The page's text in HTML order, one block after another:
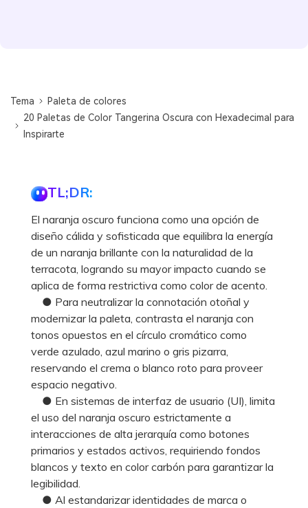
Tema
Paleta de colores
20 Paletas de Color Tangerina Oscura con Hexadecimal para
Inspirarte
TL;DR:
El naranja oscuro funciona como una opción de
diseño cálida y sofisticada que equilibra la energía
de un naranja brillante con la naturalidad de la
terracota, logrando su mayor impacto cuando se
aplica de forma restrictiva como color de acento.
● Para neutralizar la connotación otoñal y
modernizar la paleta, contrasta el naranja con
tonos opuestos en el círculo cromático como
verde azulado, azul marino o gris pizarra,
reservando el crema o blanco roto para proveer
espacio negativo.
● En sistemas de interfaz de usuario (UI), limita
el uso del naranja oscuro estrictamente a
interacciones de alta jerarquía como botones
primarios y estados activos, requiriendo fondos
blancos y texto en color carbón para garantizar la
legibilidad.
● Al estandarizar identidades de marca o